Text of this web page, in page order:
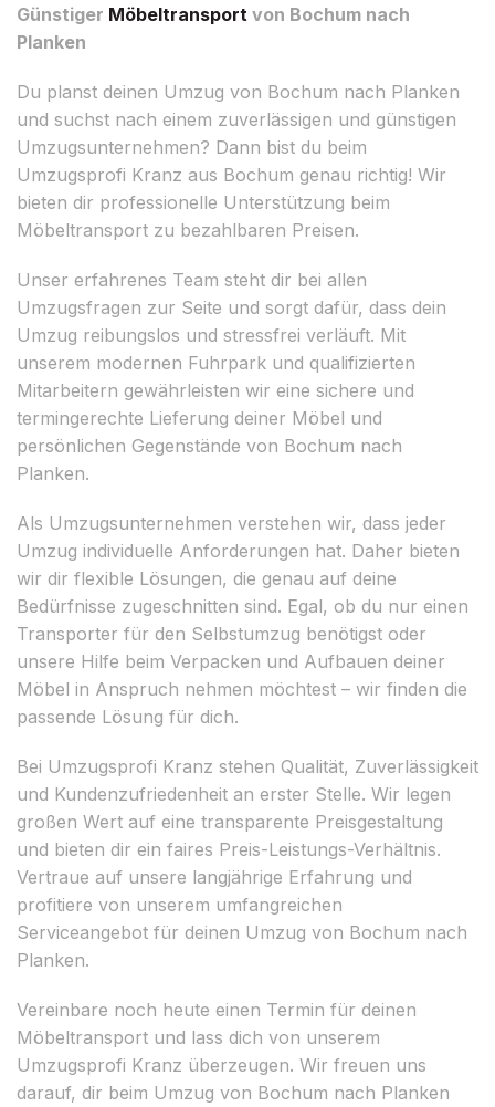
Günstiger Möbeltransport von Bochum nach
Planken
Du planst deinen Umzug von Bochum nach Planken
und suchst nach einem zuverlässigen und günstigen
Umzugsunternehmen? Dann bist du beim
Umzugsprofi Kranz aus Bochum genau richtig! Wir
bieten dir professionelle Unterstützung beim
Möbeltransport zu bezahlbaren Preisen.
Unser erfahrenes Team steht dir bei allen
Umzugsfragen zur Seite und sorgt dafür, dass dein
Umzug reibungslos und stressfrei verläuft. Mit
unserem modernen Fuhrpark und qualifizierten
Mitarbeitern gewährleisten wir eine sichere und
termingerechte Lieferung deiner Möbel und
persönlichen Gegenstände von Bochum nach
Planken.
Als Umzugsunternehmen verstehen wir, dass jeder
Umzug individuelle Anforderungen hat. Daher bieten
wir dir flexible Lösungen, die genau auf deine
Bedürfnisse zugeschnitten sind. Egal, ob du nur einen
Transporter für den Selbstumzug benötigst oder
unsere Hilfe beim Verpacken und Aufbauen deiner
Möbel in Anspruch nehmen möchtest – wir finden die
passende Lösung für dich.
Bei Umzugsprofi Kranz stehen Qualität, Zuverlässigkeit
und Kundenzufriedenheit an erster Stelle. Wir legen
großen Wert auf eine transparente Preisgestaltung
und bieten dir ein faires Preis-Leistungs-Verhältnis.
Vertraue auf unsere langjährige Erfahrung und
profitiere von unserem umfangreichen
Serviceangebot für deinen Umzug von Bochum nach
Planken.
Vereinbare noch heute einen Termin für deinen
Möbeltransport und lass dich von unserem
Umzugsprofi Kranz überzeugen. Wir freuen uns
darauf, dir beim Umzug von Bochum nach Planken